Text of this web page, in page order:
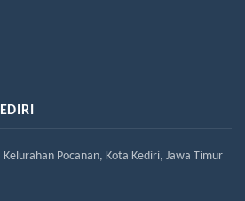
Pocanan, Kota Kediri, Jawa Timur